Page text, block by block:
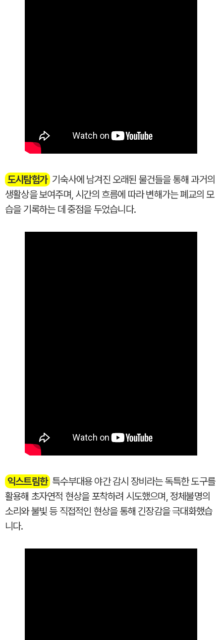
도시탐험가 기숙사에 남겨진 오래된 물건들을 통해 과거의
생활상을 보여주며, 시간의 흐름에 따라 변해가는 폐교의 모
습을 기록하는 데 중점을 두었습니다.
익스트림한 특수부대용 야간 감시 장비라는 독특한 도구를
활용해 초자연적 현상을 포착하려 시도했으며, 정체불명의
소리와 불빛 등 직접적인 현상을 통해 긴장감을 극대화했습
니다.